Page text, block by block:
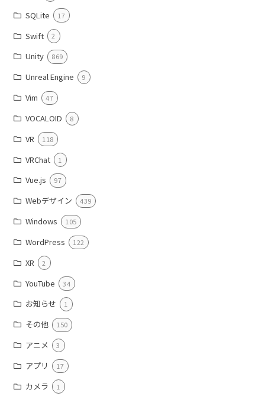
SQLite 17
Swift 2
Unity 869
Unreal Engine 9
Vim 47
VOCALOID 8
VR 118
VRChat 1
Vue.js 97
Webデザイン 439
Windows 105
WordPress 122
XR 2
YouTube 34
お知らせ 1
その他 150
アニメ 3
アプリ 17
カメラ 1